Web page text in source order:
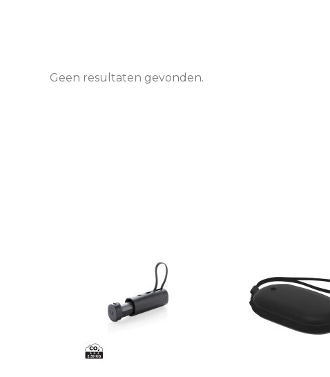
Geen resultaten gevonden.